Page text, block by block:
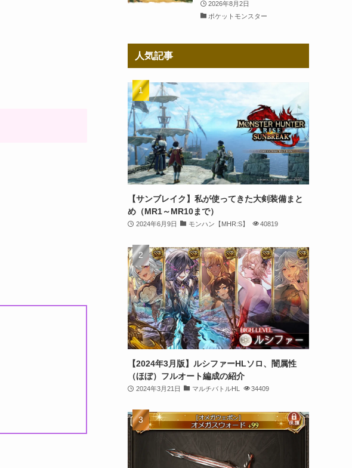
2026年8月2日
ポケットモンスター
人気記事
【サンブレイク】私が使ってきた大剣装備まと
め（MR1～MR10まで）
2024年6月9日 モンハン【MHR:S】 40819
【2024年3月版】ルシファーHLソロ、闇属性
（ほぼ）フルオート編成の紹介
2024年3月21日 マルチバトルHL 34409